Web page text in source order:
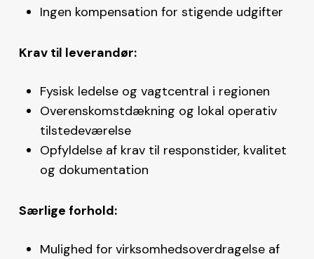
Ingen kompensation for stigende udgifter
Krav til leverandør:
Fysisk ledelse og vagtcentral i regionen
Overenskomstdækning og lokal operativ
tilstedeværelse
Opfyldelse af krav til responstider, kvalitet
og dokumentation
Særlige forhold:
Mulighed for virksomhedsoverdragelse af